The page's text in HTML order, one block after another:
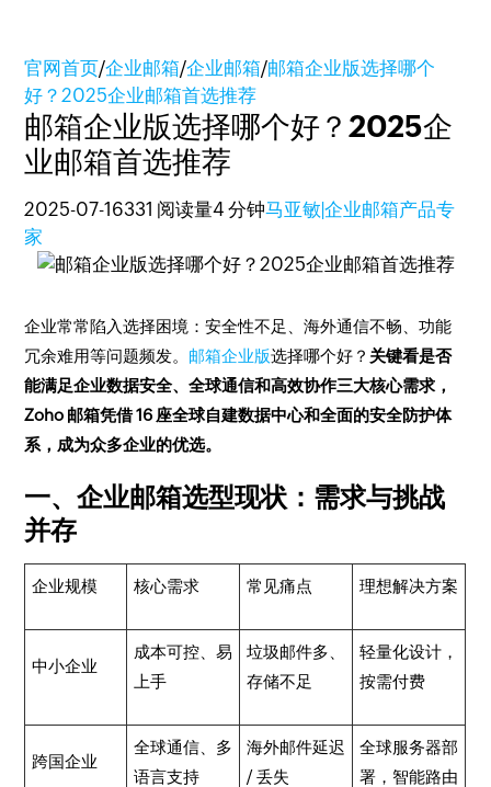
官网首页/企业邮箱/企业邮箱/邮箱企业版选择哪个
好？2025企业邮箱首选推荐
邮箱企业版选择哪个好？2025企
业邮箱首选推荐
2025-07-16331 阅读量4 分钟马亚敏|企业邮箱产品专
家
企业常常陷入选择困境：安全性不足、海外通信不畅、功能
冗余难用等问题频发。 邮箱企业版选择哪个好？ 关键看是否
能满足企业数据安全、全球通信和高效协作三大核心需求，
Zoho 邮箱凭借 16 座全球自建数据中心和全面的安全防护体
系，成为众多企业的优选。​
​一、企业邮箱选型现状：需求与挑战
并存​
企业规模​ 核心需求​ 常见痛点​ 理想解决方案​
中小企业​
成本可控、易
上手​
垃圾邮件多、
存储不足​
轻量化设计，
按需付费​
跨国企业​
全球通信、多
语言支持​
海外邮件延迟
/ 丢失​
全球服务器部
署，智能路由​